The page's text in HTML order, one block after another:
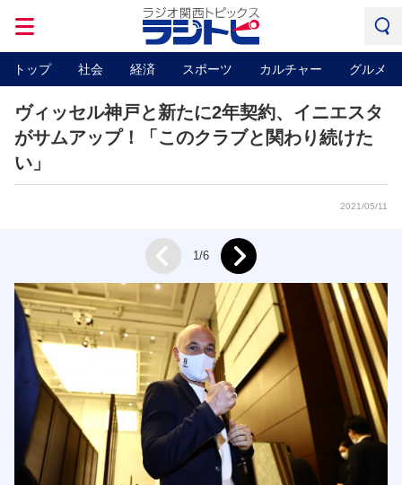
トップ 社会 経済 スポーツ カルチャー グルメ
ヴィッセル神戸と新たに2年契約、イニエスタ
がサムアップ！「このクラブと関わり続けた
い」
2021/05/11
Prev 1/6 Next